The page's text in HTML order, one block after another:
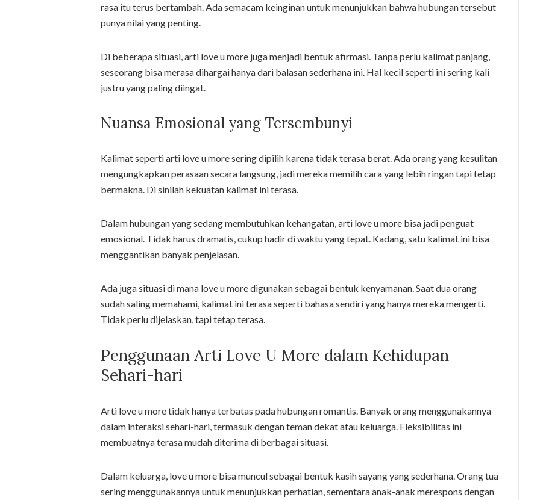
rasa itu terus bertambah. Ada semacam keinginan untuk menunjukkan bahwa hubungan tersebut
punya nilai yang penting.
Di beberapa situasi, arti love u more juga menjadi bentuk afirmasi. Tanpa perlu kalimat panjang,
seseorang bisa merasa dihargai hanya dari balasan sederhana ini. Hal kecil seperti ini sering kali
justru yang paling diingat.
Nuansa Emosional yang Tersembunyi
Kalimat seperti arti love u more sering dipilih karena tidak terasa berat. Ada orang yang kesulitan
mengungkapkan perasaan secara langsung, jadi mereka memilih cara yang lebih ringan tapi tetap
bermakna. Di sinilah kekuatan kalimat ini terasa.
Dalam hubungan yang sedang membutuhkan kehangatan, arti love u more bisa jadi penguat
emosional. Tidak harus dramatis, cukup hadir di waktu yang tepat. Kadang, satu kalimat ini bisa
menggantikan banyak penjelasan.
Ada juga situasi di mana love u more digunakan sebagai bentuk kenyamanan. Saat dua orang
sudah saling memahami, kalimat ini terasa seperti bahasa sendiri yang hanya mereka mengerti.
Tidak perlu dijelaskan, tapi tetap terasa.
Penggunaan Arti Love U More dalam Kehidupan
Sehari-hari
Arti love u more tidak hanya terbatas pada hubungan romantis. Banyak orang menggunakannya
dalam interaksi sehari-hari, termasuk dengan teman dekat atau keluarga. Fleksibilitas ini
membuatnya terasa mudah diterima di berbagai situasi.
Dalam keluarga, love u more bisa muncul sebagai bentuk kasih sayang yang sederhana. Orang tua
sering menggunakannya untuk menunjukkan perhatian, sementara anak-anak merespons dengan